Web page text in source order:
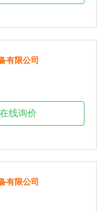
有限公司
线询价
有限公司